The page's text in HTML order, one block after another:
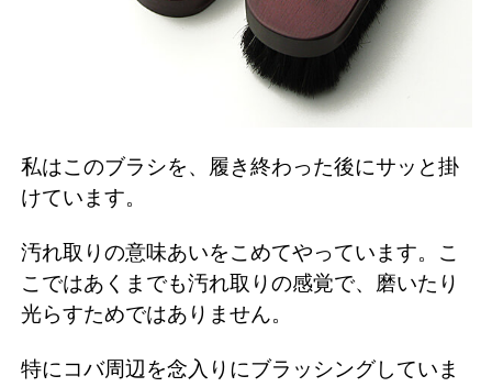
私はこのブラシを、履き終わった後にサッと掛
けています。
汚れ取りの意味あいをこめてやっています。こ
こではあくまでも汚れ取りの感覚で、磨いたり
光らすためではありません。
特にコバ周辺を念入りにブラッシングしていま